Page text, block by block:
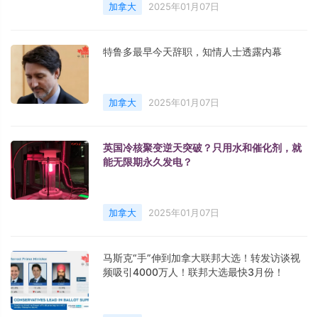
加拿大 2025年01月07日
特鲁多最早今天辞职，知情人士透露内幕
加拿大 2025年01月07日
英国冷核聚变逆天突破？只用水和催化剂，就
能无限期永久发电？
加拿大 2025年01月07日
马斯克“手”伸到加拿大联邦大选！转发访谈视
频吸引4000万人！联邦大选最快3月份！